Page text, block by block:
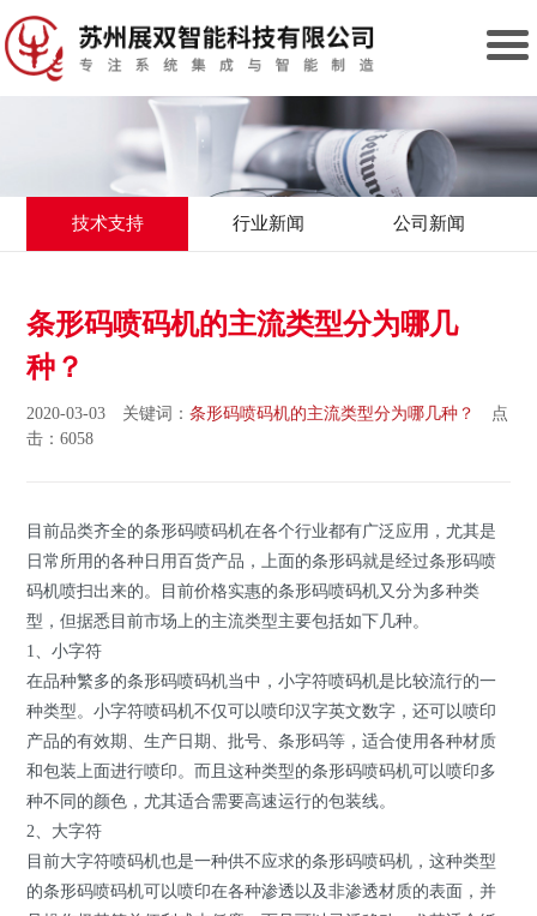
技术支持 行业新闻 公司新闻
条形码喷码机的主流类型分为哪几
种？
2020-03-03 关键词：条形码喷码机的主流类型分为哪几种？
点
击：6058
目前品类齐全的条形码喷码机在各个行业都有广泛应用，尤其是
日常所用的各种日用百货产品，上面的条形码就是经过条形码喷
码机喷扫出来的。目前价格实惠的条形码喷码机又分为多种类
型，但据悉目前市场上的主流类型主要包括如下几种。
1、小字符
在品种繁多的条形码喷码机当中，小字符喷码机是比较流行的一
种类型。小字符喷码机不仅可以喷印汉字英文数字，还可以喷印
产品的有效期、生产日期、批号、条形码等，适合使用各种材质
和包装上面进行喷印。而且这种类型的条形码喷码机可以喷印多
种不同的颜色，尤其适合需要高速运行的包装线。
2、大字符
目前大字符喷码机也是一种供不应求的条形码喷码机，这种类型
的条形码喷码机可以喷印在各种渗透以及非渗透材质的表面，并